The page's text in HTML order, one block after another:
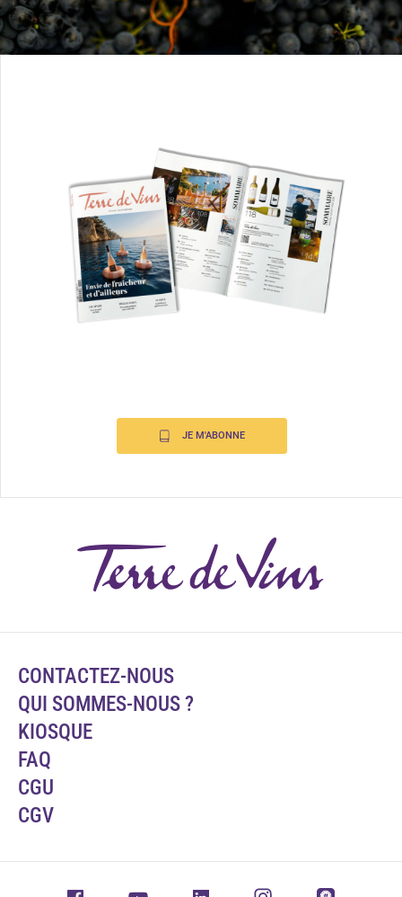
JE M'ABONNE
CONTACTEZ-NOUS
QUI SOMMES-NOUS ?
KIOSQUE
FAQ
CGU
CGV